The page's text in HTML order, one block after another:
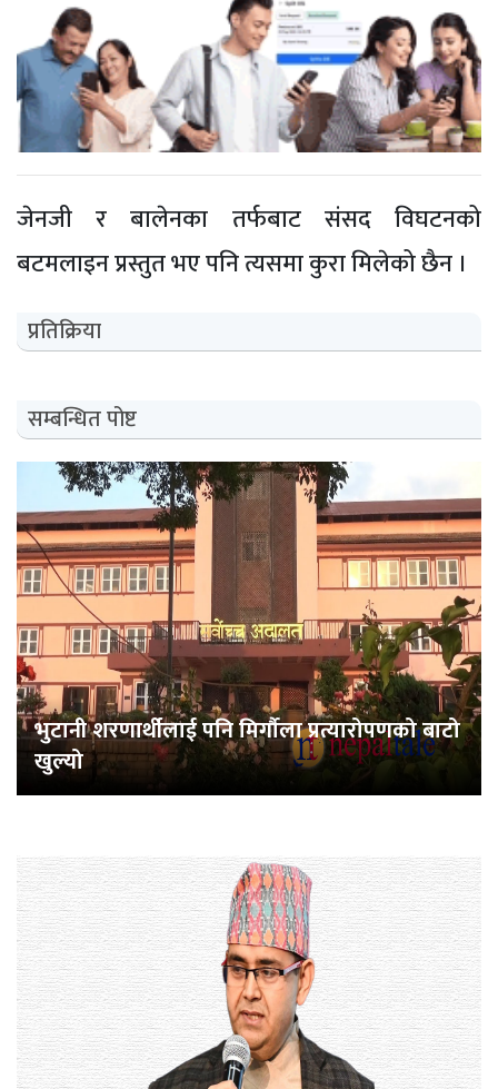
जेनजी र बालेनका तर्फबाट संसद विघटनको
बटमलाइन प्रस्तुत भए पनि त्यसमा कुरा मिलेको छैन ।
प्रतिक्रिया
सम्बन्धित पोष्ट
भुटानी शरणार्थीलाई पनि मिर्गौला प्रत्यारोपणको बाटो
खुल्यो